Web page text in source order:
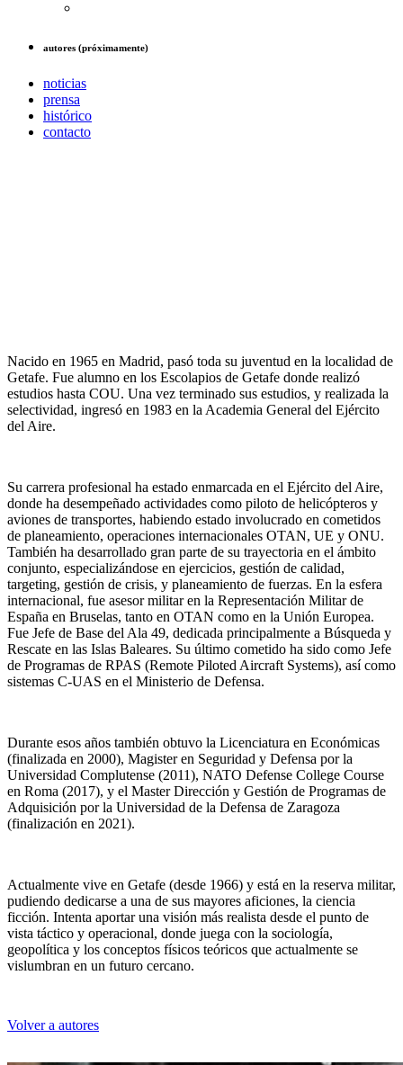
autores (próximamente)
noticias
prensa
histórico
contacto
Manuel Aroca
Nacido en 1965 en Madrid, pasó toda su juventud en la localidad de
Getafe. Fue alumno en los Escolapios de Getafe donde realizó
estudios hasta COU. Una vez terminado sus estudios, y realizada la
selectividad, ingresó en 1983 en la Academia General del Ejército
del Aire.
Su carrera profesional ha estado enmarcada en el Ejército del Aire,
donde ha desempeñado actividades como piloto de helicópteros y
aviones de transportes, habiendo estado involucrado en cometidos
de planeamiento, operaciones internacionales OTAN, UE y ONU.
También ha desarrollado gran parte de su trayectoria en el ámbito
conjunto, especializándose en ejercicios, gestión de calidad,
targeting, gestión de crisis, y planeamiento de fuerzas. En la esfera
internacional, fue asesor militar en la Representación Militar de
España en Bruselas, tanto en OTAN como en la Unión Europea.
Fue Jefe de Base del Ala 49, dedicada principalmente a Búsqueda y
Rescate en las Islas Baleares. Su último cometido ha sido como Jefe
de Programas de RPAS (Remote Piloted Aircraft Systems), así como
sistemas C-UAS en el Ministerio de Defensa.
Durante esos años también obtuvo la Licenciatura en Económicas
(finalizada en 2000), Magister en Seguridad y Defensa por la
Universidad Complutense (2011), NATO Defense College Course
en Roma (2017), y el Master Dirección y Gestión de Programas de
Adquisición por la Universidad de la Defensa de Zaragoza
(finalización en 2021).
Actualmente vive en Getafe (desde 1966) y está en la reserva militar,
pudiendo dedicarse a una de sus mayores aficiones, la ciencia
ficción. Intenta aportar una visión más realista desde el punto de
vista táctico y operacional, donde juega con la sociología,
geopolítica y los conceptos físicos teóricos que actualmente se
vislumbran en un futuro cercano.
Volver a autores